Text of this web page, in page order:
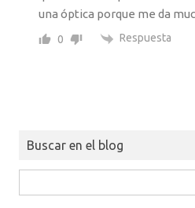
una óptica porque me da
0 Respuesta
Buscar en el blog